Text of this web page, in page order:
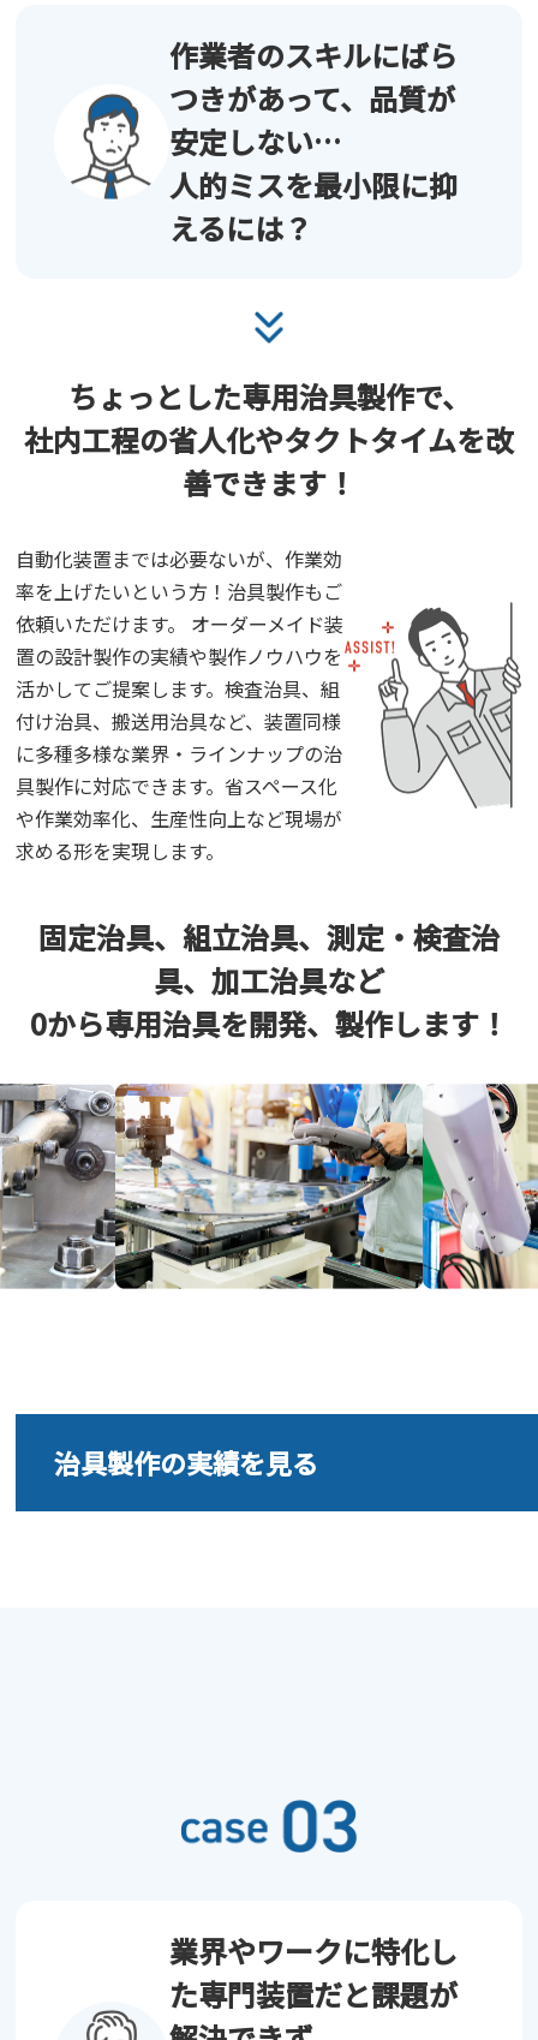
作業者のスキルにばら
つきがあって、品質が
安定しない…
人的ミスを最小限に抑
えるには？
ちょっとした専用治具製作で、
社内工程の省人化やタクトタイムを改
善できます！
自動化装置までは必要ないが、作業効
率を上げたいという方！治具製作もご
依頼いただけます。 オーダーメイド装
置の設計製作の実績や製作ノウハウを
活かしてご提案します。検査治具、組
付け治具、搬送用治具など、装置同様
に多種多様な業界・ラインナップの治
具製作に対応できます。省スペース化
や作業効率化、生産性向上など現場が
求める形を実現します。
固定治具、組立治具、 測定・検査治
具、加工治具など
0から専用治具を開発、製作します！
治具製作の実績を見る
業界やワークに特化し
た専門装置だと課題が